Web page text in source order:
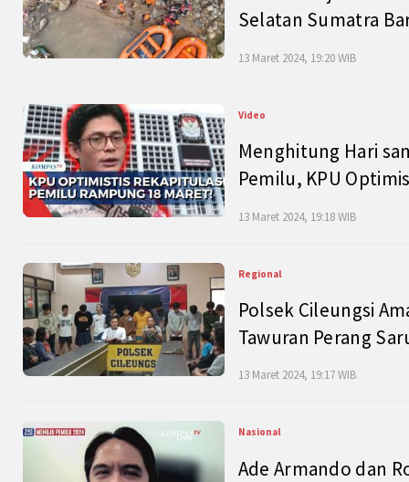
Selatan Sumatra
13 Maret 2024, 19:20 WIB
Video
Menghitung Hari
Pemilu, KPU
13 Maret 2024, 19:18 WIB
Regional
Polsek Cileungsi
Tawuran Perang
13 Maret 2024, 19:17 WIB
Nasional
Ade Armando dan